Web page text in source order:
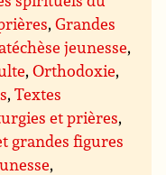
,Grandes
jeunesse,
,Orthodoxie,
,Textes
et prières,
grandes figures
,